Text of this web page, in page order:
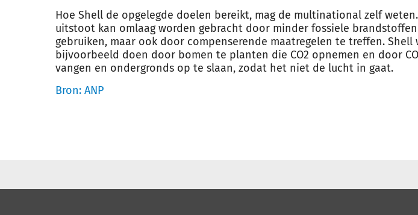
Hoe Shell de opgelegde doelen bereikt, mag de multinational zelf
uitstoot kan omlaag worden gebracht door minder fossiele
gebruiken, maar ook door compenserende maatregelen te treffen. Shell
bijvoorbeeld doen door bomen te planten die CO2 opnemen en door
vangen en ondergronds op te slaan, zodat het niet de lucht in gaat.
Bron: ANP